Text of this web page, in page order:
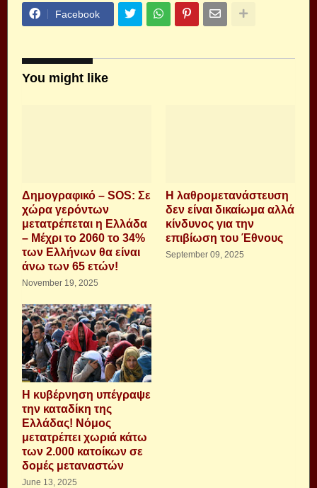
Facebook
You might like
Δημογραφικό – SOS: Σε
χώρα γερόντων
μετατρέπεται η Ελλάδα
– Μέχρι το 2060 το 34%
των Ελλήνων θα είναι
άνω των 65 ετών!
November 19, 2025
H λαθρομετανάστευση
δεν είναι δικαίωμα αλλά
κίνδυνος για την
επιβίωση του Έθνους
September 09, 2025
Η κυβέρνηση υπέγραψε
την καταδίκη της
Ελλάδας! Νόμος
μετατρέπει χωριά κάτω
των 2.000 κατοίκων σε
δομές μεταναστών
June 13, 2025